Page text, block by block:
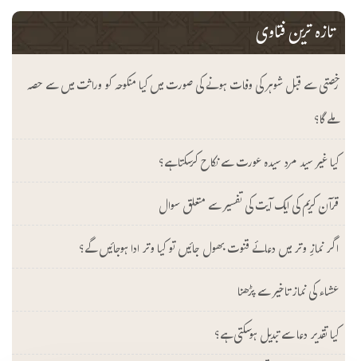
تازہ ترین فتاوی
رخصتی سے قبل شوہر کی وفات ہونے کی صورت میں کیا منکوحہ کو وراثت میں سے حصہ
ملے گا؟
کیا غیر سید مرد سیدہ عورت سے نکاح کرسکتا ہے؟
قرآن کریم کی ایک آیت کی تفسیر سے متعلق سوال
اگر نمازِ وتر میں دعائے قنوت بھول جائیں تو کیا وتر ادا ہوجائیں گے؟
عشاء کی نماز تاخیر سے پڑھنا
کیا تقدیر دعا سے تبدیل ہوسکتی ہے؟